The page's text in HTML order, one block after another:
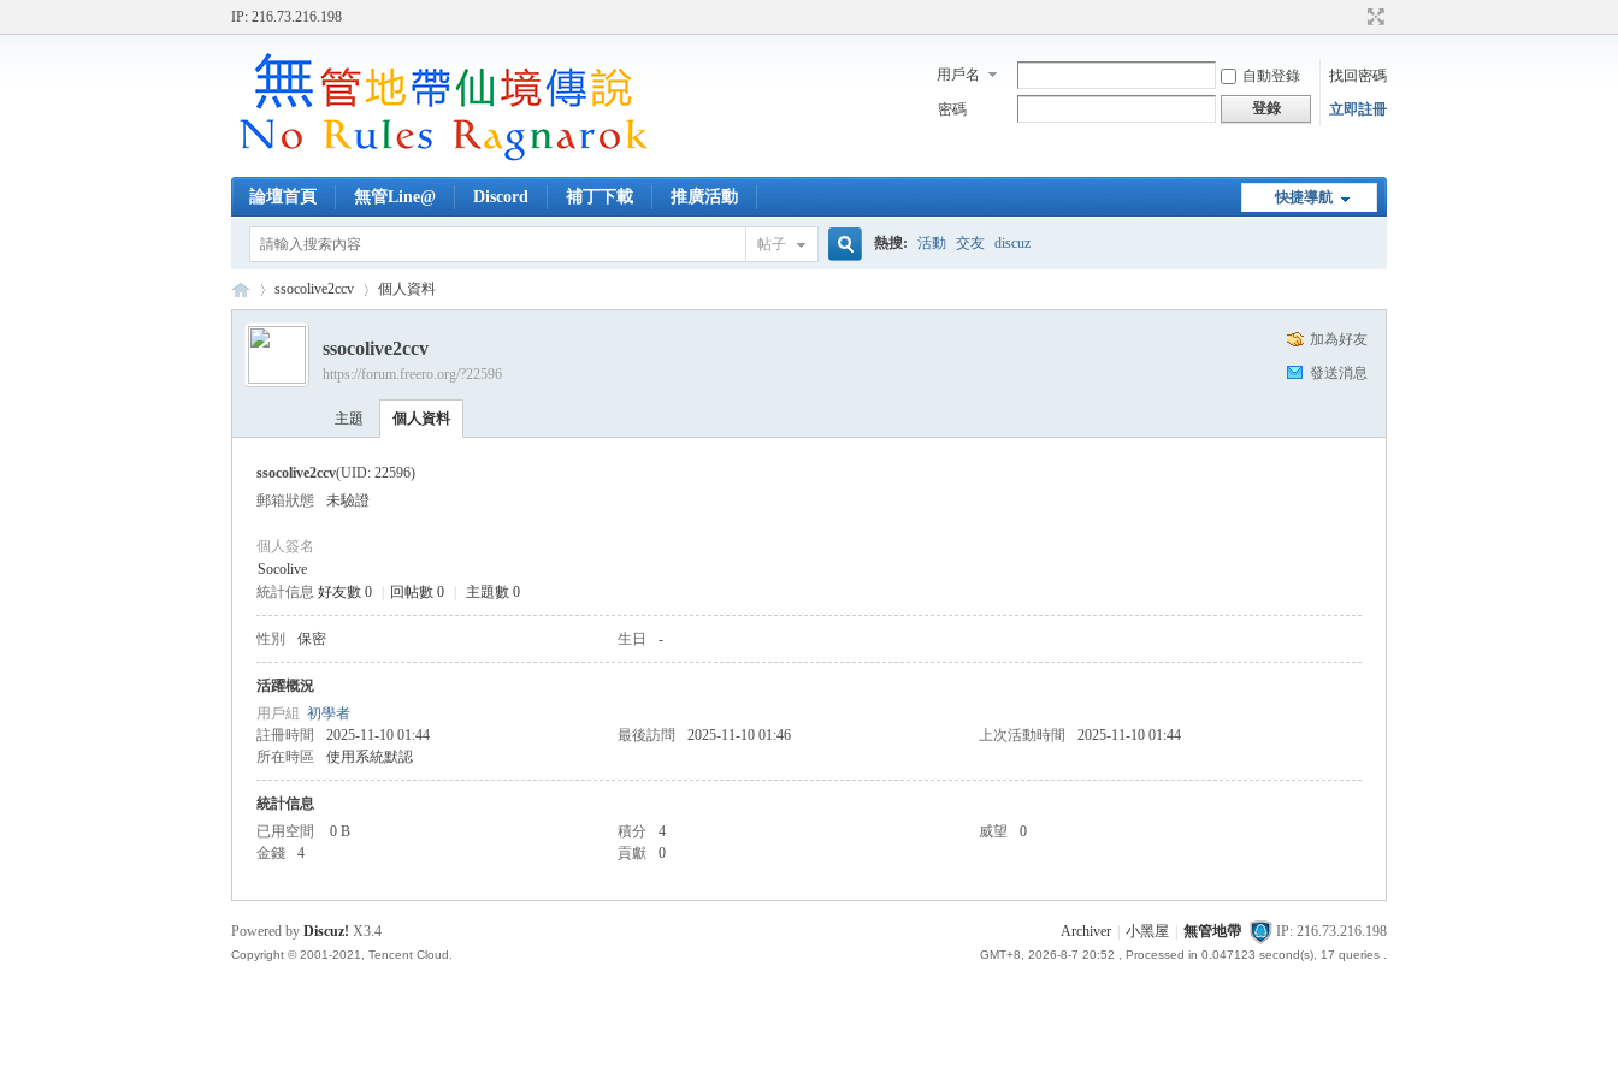
IP: 216.73.216.198
用戶名 自動登錄
找回密碼
密碼
登錄 立即註冊
快捷導航
論壇首頁 無管Line@ Discord 補丁下載 推廣活動
帖子 熱搜: 活動 交友 discuz
›
ssocolive2ccv 個人資料
加為好友
發送消息
ssocolive2ccv
https://forum.freero.org/?22596
主題 個人資料
ssocolive2ccv(UID: 22596)
郵箱狀態
未驗證
個人簽名
Socolive
統計信息 好友數 0 回帖數 0 主題數 0
性別 保密 生日 -
活躍概況
用戶組 初學者
註冊時間
2025-11-10 01:44 最後訪問 2025-11-10 01:46 上次活動時間
2025-11-10 01:44
所在時區
使用系統默認
統計信息
已用空間
0 B 積分 4 威望
0
金錢
4 貢獻 0
Archiver 小黑屋 無管地帶 IP: 216.73.216.198
GMT+8, 2026-8-7 20:52 , Processed in 0.047123 second(s), 17 queries .
Powered by Discuz! X3.4
Copyright © 2001-2021, Tencent Cloud.